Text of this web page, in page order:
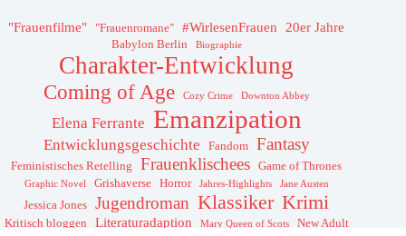
"Frauenfilme" "Frauenromane" #WirlesenFrauen 20er Jahre
Babylon Berlin Biographie
Charakter-Entwicklung
Coming of Age Cozy Crime Downton Abbey
Elena Ferrante Emanzipation
Entwicklungsgeschichte Fandom Fantasy
Feministisches Retelling Frauenklischees Game of Thrones
Graphic Novel Grishaverse Horror Jahres-Highlights Jane Austen
Jessica Jones Jugendroman Klassiker Krimi
Kritisch bloggen Literaturadaption Mary Queen of Scots New Adult